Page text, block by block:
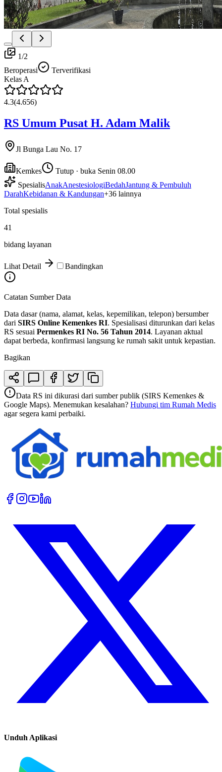
1/2
Beroperasi
Terverifikasi
Kelas A
4.3(4.656)
RS Umum Pusat H. Adam Malik
Jl Bunga Lau No. 17
Kemkes
Tutup · buka Senin 08.00
SpesialisAnakAnestesiologiBedahJantung & Pembuluh
DarahKebidanan & Kandungan+36 lainnya
Total spesialis
41
bidang layanan
Lihat Detail Bandingkan
Catatan Sumber Data
Data dasar (nama, alamat, kelas, kepemilikan, telepon) bersumber
dari SIRS Online Kemenkes RI. Spesialisasi diturunkan dari kelas
RS sesuai Permenkes RI No. 56 Tahun 2014. Layanan aktual
dapat berbeda, konfirmasi langsung ke rumah sakit untuk kepastian.
Bagikan
Data RS ini dikurasi dari sumber publik (SIRS Kemenkes &
Google Maps). Menemukan kesalahan? Hubungi tim Rumah Medis
agar segera kami perbaiki.
Unduh Aplikasi